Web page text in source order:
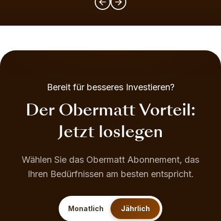
Bereit für besseres Investieren?
Der Obermatt Vorteil:
Jetzt loslegen
Wählen Sie das Obermatt Abonnement, das
Ihren Bedürfnissen am besten entspricht.
Monatlich Jährlich